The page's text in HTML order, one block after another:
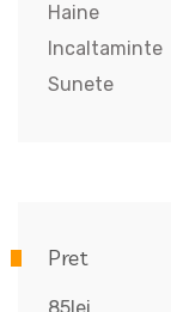
Haine
Incaltaminte
Sunete
Pret